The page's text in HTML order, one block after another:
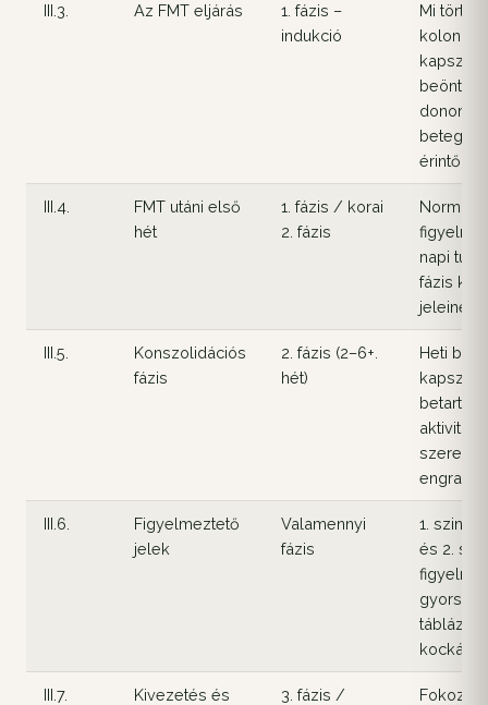
III.3. Az FMT eljárás
1. fázis –
indukció
Mi
donor-
érintő
III.4.
FMT utáni első
hét
1. fázis / korai
2. fázis
napi
fázis
jeleinek
III.5.
Konszolidációs
fázis
2. fázis (2–6+.
hét)
Heti
aktivitás
szerepe
III.6.
Figyelmeztető
jelek
Valamennyi
fázis
1. szintű
és 2.
gyors
táblázat;
III.7.
Kivezetés és
3. fázis /